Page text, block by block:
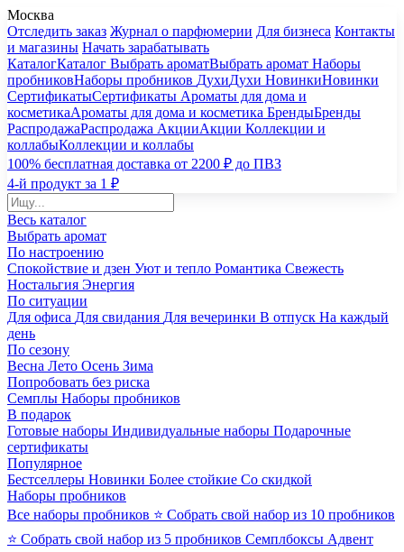
Москва
Отследить заказ Журнал о парфюмерии Для бизнеса Контакты
и магазины Начать зарабатывать
КаталогКаталог Выбрать ароматВыбрать аромат Наборы
пробниковНаборы пробников ДухиДухи НовинкиНовинки
СертификатыСертификаты Ароматы для дома и
косметикаАроматы для дома и косметика БрендыБренды
РаспродажаРаспродажа АкцииАкции Коллекции и
коллабыКоллекции и коллабы
100% бесплатная доставка от 2200 ₽ до ПВЗ
4-й продукт за 1 ₽
Весь каталог
Выбрать аромат
По настроению
Спокойствие и дзен Уют и тепло Романтика Свежесть
Ностальгия Энергия
По ситуации
Для офиса Для свидания Для вечеринки В отпуск На каждый
день
По сезону
Весна Лето Осень Зима
Попробовать без риска
Семплы Наборы пробников
В подарок
Готовые наборы Индивидуальные наборы Подарочные
сертификаты
Популярное
Бестселлеры Новинки Более стойкие Со скидкой
Наборы пробников
Все наборы пробников ⭐ Собрать свой набор из 10 пробников
⭐ Собрать свой набор из 5 пробников Семплбоксы Адвент